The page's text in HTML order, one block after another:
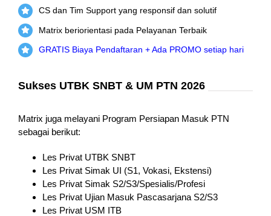
CS dan Tim Support yang responsif dan solutif
Matrix beriorientasi pada Pelayanan Terbaik
GRATIS Biaya Pendaftaran + Ada PROMO setiap hari
Sukses UTBK SNBT & UM PTN 2026
Matrix juga melayani Program Persiapan Masuk PTN
sebagai berikut:
Les Privat UTBK SNBT
Les Privat Simak UI (S1, Vokasi, Ekstensi)
Les Privat Simak S2/S3/Spesialis/Profesi
Les Privat Ujian Masuk Pascasarjana S2/S3
Les Privat USM ITB